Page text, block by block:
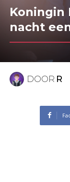
Koningin
nacht
DOOR R